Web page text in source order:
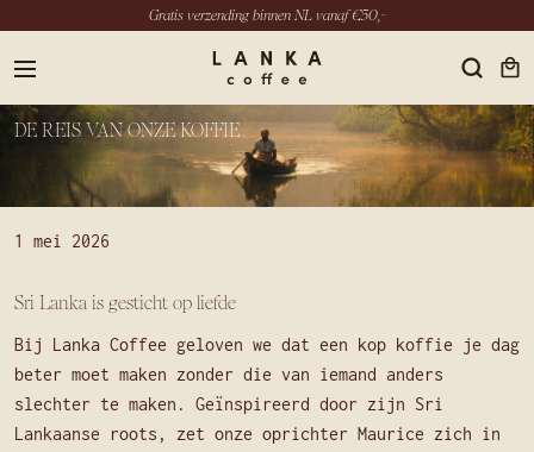
Gratis verzending binnen NL vanaf €50,-
menu
NL
LINKEDIN
YOUTUBE
DE REIS VAN ONZE KOFFIE
1 mei 2026
Sri Lanka is gesticht op liefde
Bij Lanka Coffee geloven we dat een kop koffie je dag
beter moet maken zonder die van iemand anders
slechter te maken. Geïnspireerd door zijn Sri
Lankaanse roots, zet onze oprichter Maurice zich in